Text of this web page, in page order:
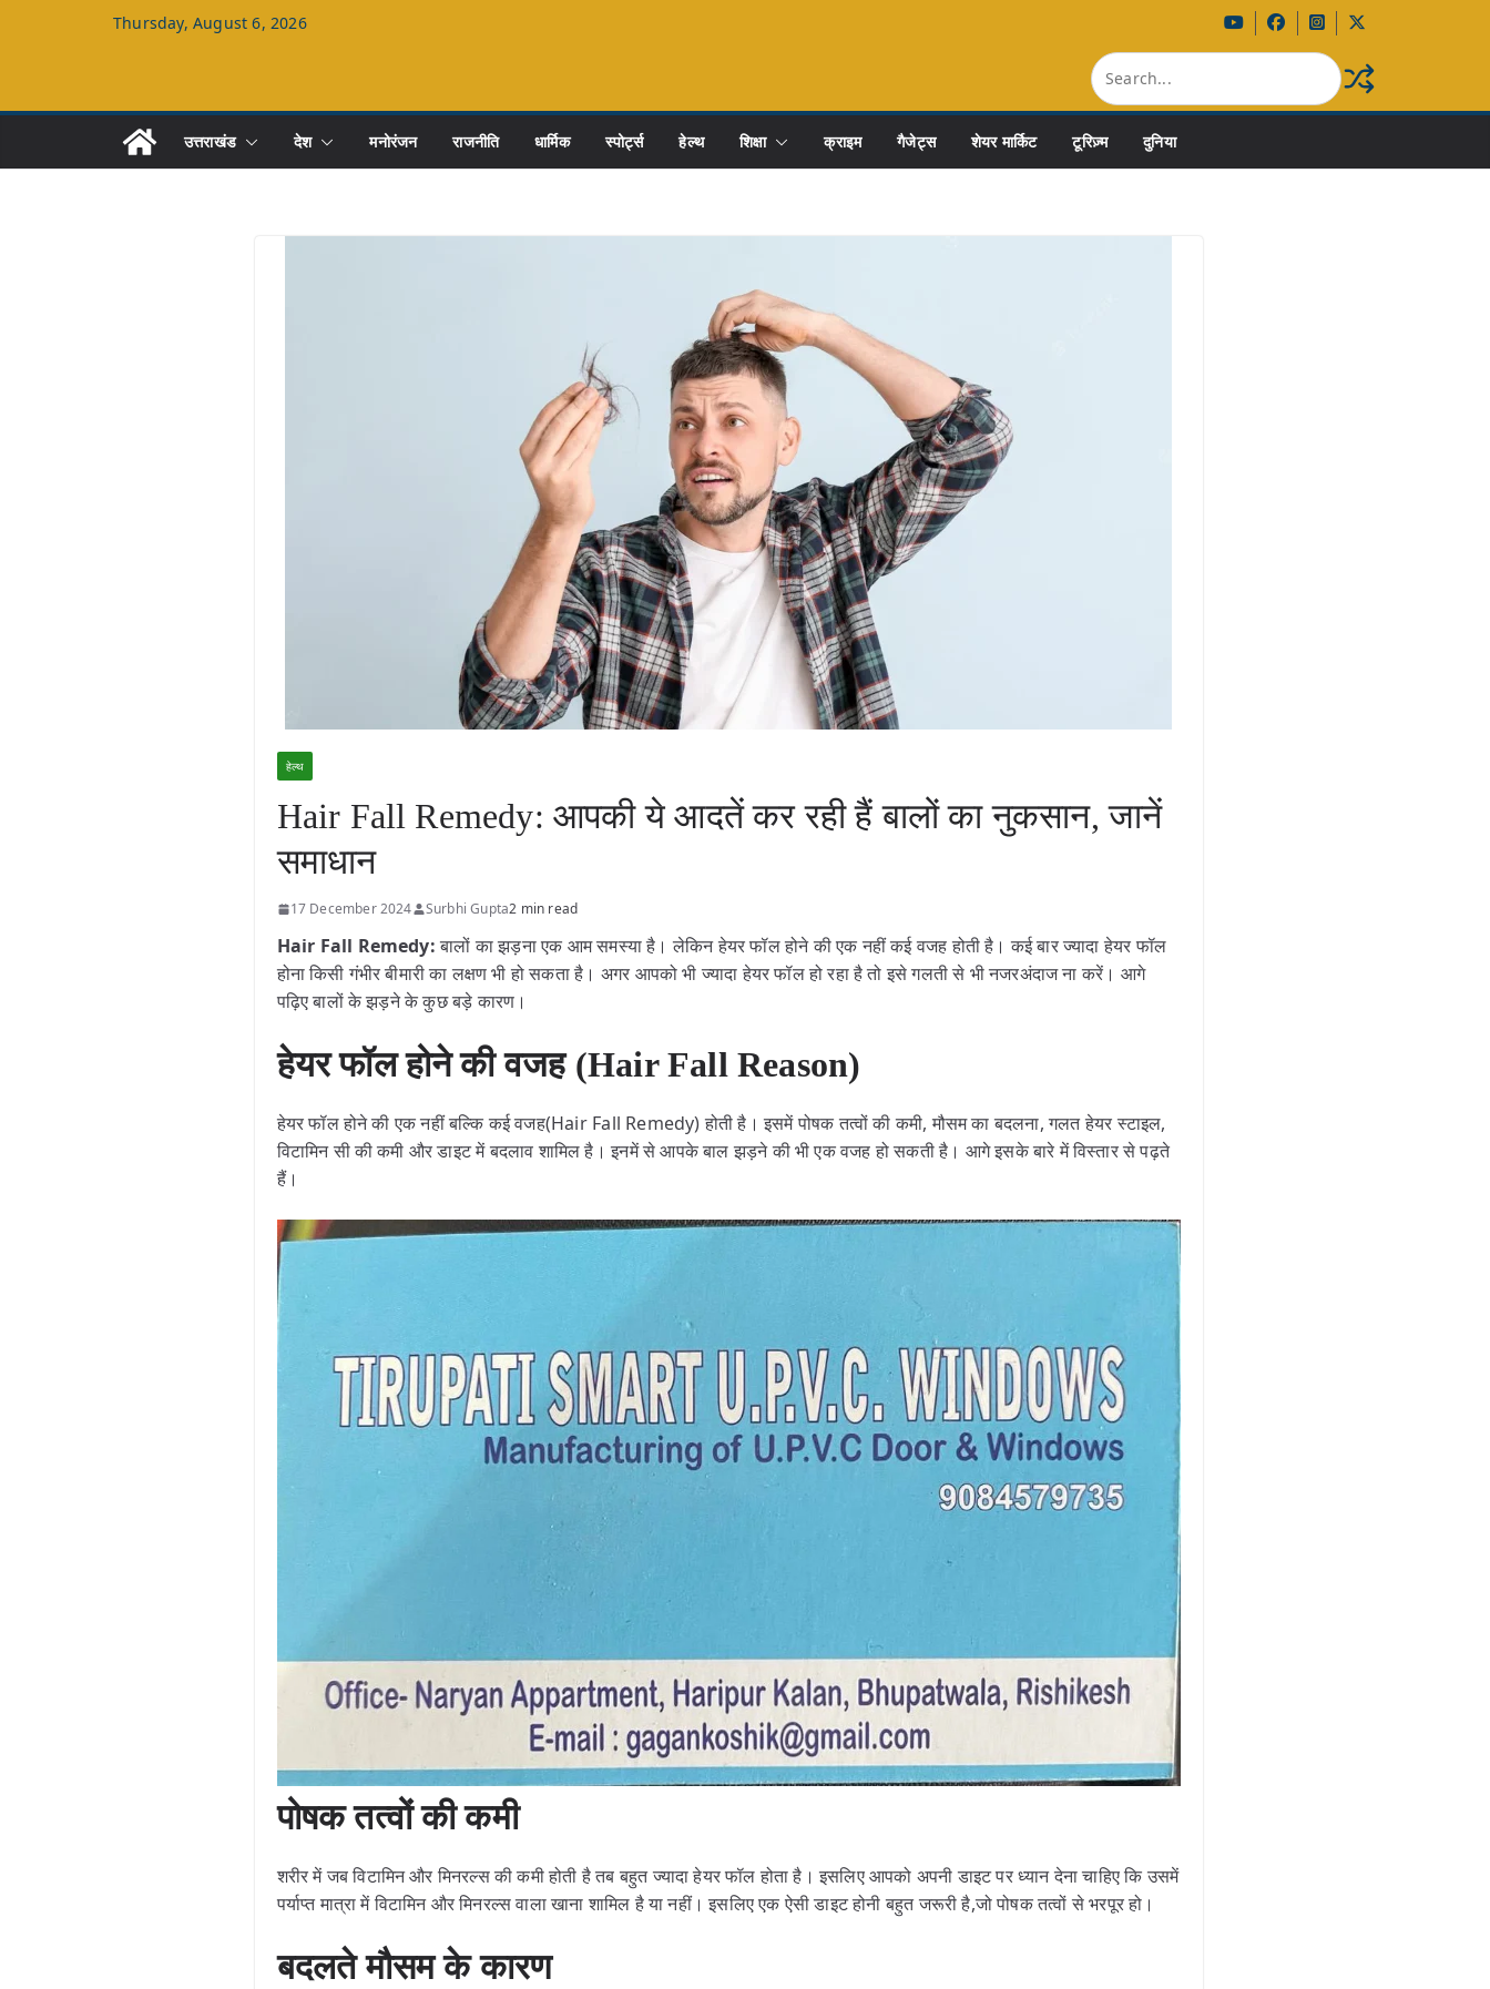
Thursday, August 6, 2026
उत्तराखंड देश मनोरंजन राजनीति धार्मिक स्पोर्ट्स हेल्थ शिक्षा क्राइम गैजेट्स शेयर मार्किट टूरिज़्म दुनिया
हेल्थ
Hair Fall Remedy: आपकी ये आदतें कर रही हैं बालों का नुकसान, जानें
समाधान
17 December 2024 Surbhi Gupta2 min read
Hair Fall Remedy:बालों का झड़ना एक आम समस्या है। लेकिन हेयर फॉल होने की एक नहीं कई वजह होती है। कई बार ज्यादा हेयर फॉल
होना किसी गंभीर बीमारी का लक्षण भी हो सकता है। अगर आपको भी ज्यादा हेयर फॉल हो रहा है तो इसे गलती से भी नजरअंदाज ना करें। आगे
पढ़िए बालों के झड़ने के कुछ बड़े कारण।
हेयर फॉल होने की वजह (Hair Fall Reason)
हेयर फॉल होने की एक नहीं बल्कि कई वजह(Hair Fall Remedy) होती है। इसमें पोषक तत्वों की कमी, मौसम का बदलना, गलत हेयर स्टाइल,
विटामिन सी की कमी और डाइट में बदलाव शामिल है। इनमें से आपके बाल झड़ने की भी एक वजह हो सकती है। आगे इसके बारे में विस्तार से पढ़ते
हैं।
पोषक तत्वों की कमी
शरीर में जब विटामिन और मिनरल्स की कमी होती है तब बहुत ज्यादा हेयर फॉल होता है। इसलिए आपको अपनी डाइट पर ध्यान देना चाहिए कि उसमें
पर्याप्त मात्रा में विटामिन और मिनरल्स वाला खाना शामिल है या नहीं। इसलिए एक ऐसी डाइट होनी बहुत जरूरी है,जो पोषक तत्वों से भरपूर हो।
बदलते मौसम के कारण